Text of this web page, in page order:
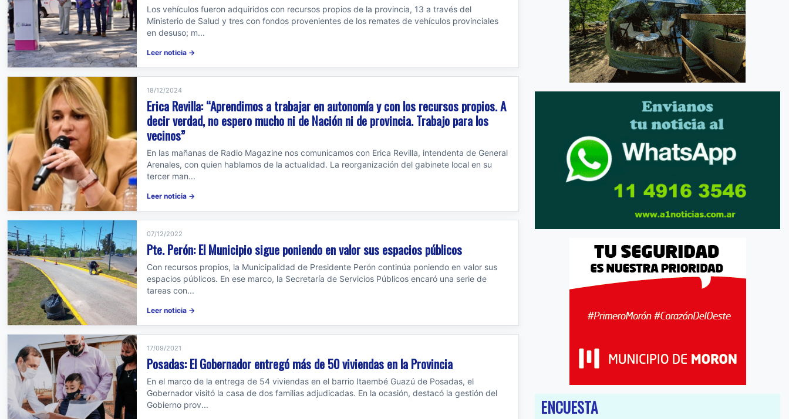
Los vehículos fueron adquiridos con recursos propios de la provincia, 13 a través del
Ministerio de Salud y tres con fondos provenientes de los remates de vehículos provinciales
en desuso; m...
Leer noticia →
18/12/2024
Erica Revilla: “Aprendimos a trabajar en autonomía y con los recursos propios. A
decir verdad, no espero mucho ni de Nación ni de provincia. Trabajo para los
vecinos”
En las mañanas de Radio Magazine nos comunicamos con Erica Revilla, intendenta de General
Arenales, con quien hablamos de la actualidad. La reorganización del gabinete local en su
tercer man...
Leer noticia →
07/12/2022
Pte. Perón: El Municipio sigue poniendo en valor sus espacios públicos
Con recursos propios, la Municipalidad de Presidente Perón continúa poniendo en valor sus
espacios públicos. En ese marco, la Secretaría de Servicios Públicos encaró una serie de
tareas con...
Leer noticia →
17/09/2021
Posadas: El Gobernador entregó más de 50 viviendas en la Provincia
En el marco de la entrega de 54 viviendas en el barrio Itaembé Guazú de Posadas, el
Gobernador visitó la casa de dos familias adjudicadas. En la ocasión, destacó la gestión del
Gobierno prov...
ENCUESTA